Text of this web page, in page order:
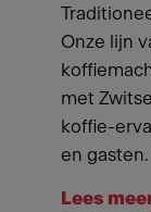
Onze lijn
met
koffie-
en gasten.
Lees